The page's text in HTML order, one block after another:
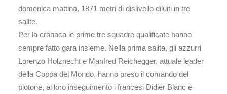
domenica mattina, 1871 metri di dislivello diluiti in tre
salite.
Per la cronaca le prime tre squadre qualificate hanno
sempre fatto gara insieme. Nella prima salita, gli azzurri
Lorenzo Holznecht e Manfred Reichegger, attuale leader
della Coppa del Mondo, hanno preso il comando del
plotone, al loro inseguimento i francesi Didier Blanc e